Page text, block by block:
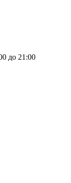
до 21:00